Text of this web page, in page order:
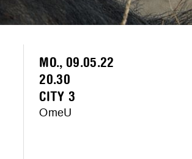
MO., 09.05.22
20.30
CITY 3
OmeU